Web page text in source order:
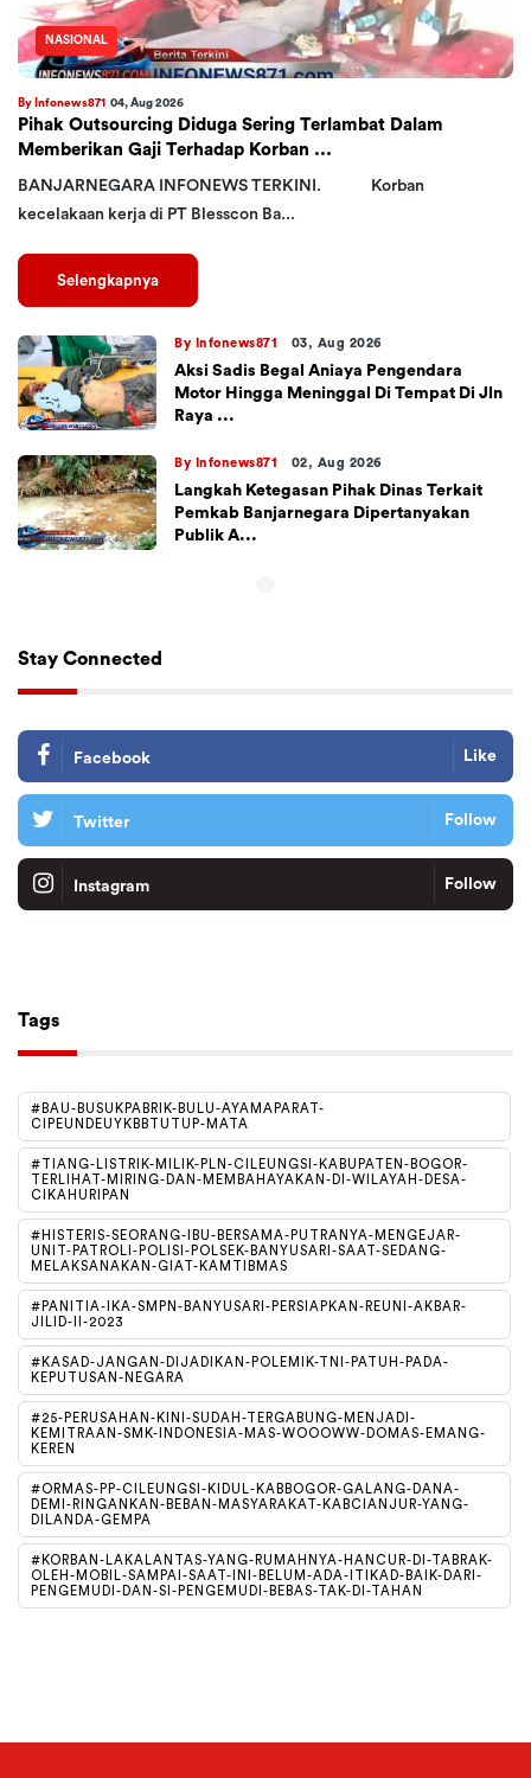
NASIONAL
By Infonews871 04, Aug 2026
Pihak Outsourcing Diduga Sering Terlambat Dalam
Memberikan Gaji Terhadap Korban ...
BANJARNEGARA INFONEWS TERKINI. Korban
kecelakaan kerja di PT Blesscon Ba...
Selengkapnya
By Infonews871 03, Aug 2026
Aksi Sadis Begal Aniaya Pengendara
Motor Hingga Meninggal Di Tempat Di Jln
Raya ...
By Infonews871 02, Aug 2026
Langkah Ketegasan Pihak Dinas Terkait
Pemkab Banjarnegara Dipertanyakan
Publik A...
Stay Connected
Facebook Like
Twitter Follow
Instagram Follow
Tags
#BAU-BUSUKPABRIK-BULU-AYAMAPARAT-
CIPEUNDEUYKBBTUTUP-MATA
#TIANG-LISTRIK-MILIK-PLN-CILEUNGSI-KABUPATEN-BOGOR-
TERLIHAT-MIRING-DAN-MEMBAHAYAKAN-DI-WILAYAH-DESA-
CIKAHURIPAN
#HISTERIS-SEORANG-IBU-BERSAMA-PUTRANYA-MENGEJAR-
UNIT-PATROLI-POLISI-POLSEK-BANYUSARI-SAAT-SEDANG-
MELAKSANAKAN-GIAT-KAMTIBMAS
#PANITIA-IKA-SMPN-BANYUSARI-PERSIAPKAN-REUNI-AKBAR-
JILID-II-2023
#KASAD-JANGAN-DIJADIKAN-POLEMIK-TNI-PATUH-PADA-
KEPUTUSAN-NEGARA
#25-PERUSAHAN-KINI-SUDAH-TERGABUNG-MENJADI-
KEMITRAAN-SMK-INDONESIA-MAS-WOOOWW-DOMAS-EMANG-
KEREN
#ORMAS-PP-CILEUNGSI-KIDUL-KABBOGOR-GALANG-DANA-
DEMI-RINGANKAN-BEBAN-MASYARAKAT-KABCIANJUR-YANG-
DILANDA-GEMPA
#KORBAN-LAKALANTAS-YANG-RUMAHNYA-HANCUR-DI-TABRAK-
OLEH-MOBIL-SAMPAI-SAAT-INI-BELUM-ADA-ITIKAD-BAIK-DARI-
PENGEMUDI-DAN-SI-PENGEMUDI-BEBAS-TAK-DI-TAHAN